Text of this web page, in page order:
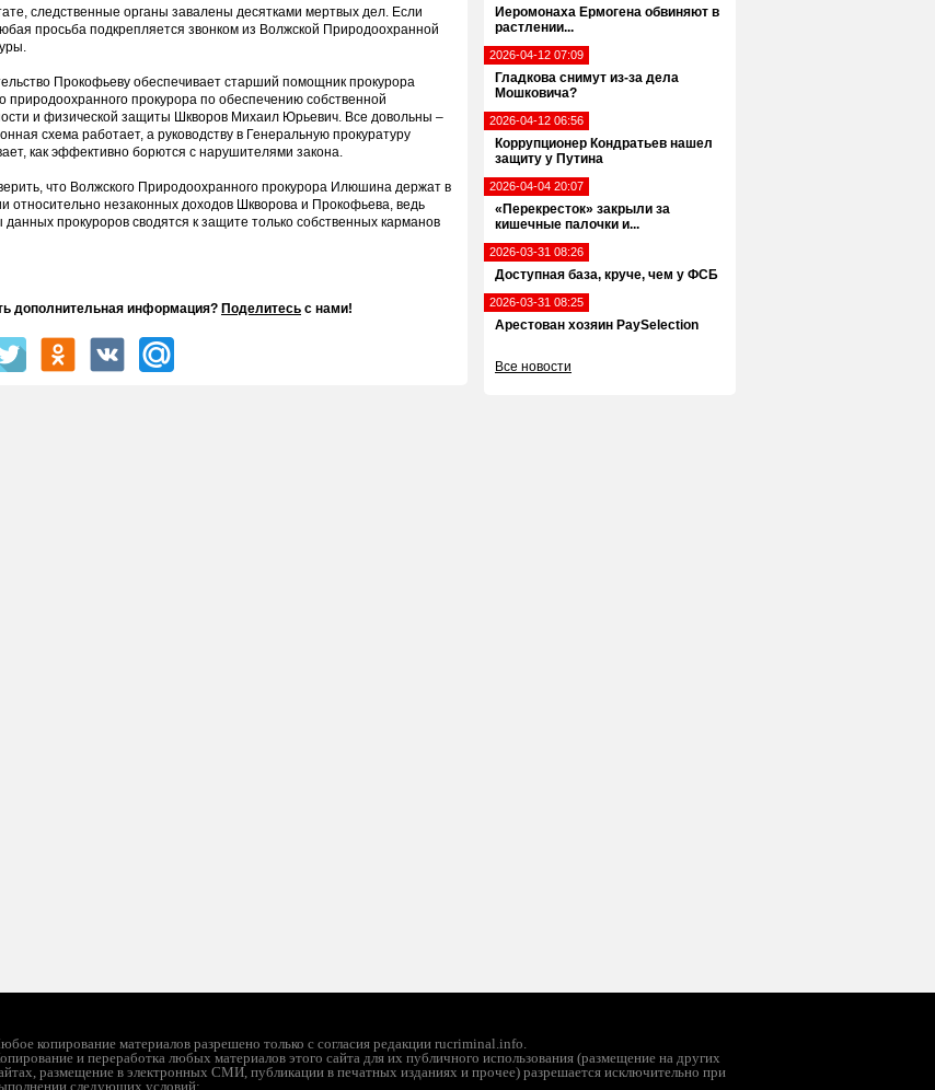
Иеромонаха Ермогена обвиняют в
растлении...
2026-04-12 07:09
Гладкова снимут из-за дела
Мошковича?
2026-04-12 06:56
Коррупционер Кондратьев нашел
защиту у Путина
2026-04-04 20:07
«Перекресток» закрыли за
кишечные палочки и...
2026-03-31 08:26
Доступная база, круче, чем у ФСБ
2026-03-31 08:25
Арестован хозяин PaySelection
Все новости
следственные органы завалены десятками мертвых дел. Если
просьба подкрепляется звонком из Волжской Природоохранной
Прокофьеву обеспечивает старший помощник прокурора
природоохранного прокурора по обеспечению собственной
и физической защиты Шкворов Михаил Юрьевич. Все довольны –
схема работает, а руководству в Генеральную прокуратуру
как эффективно борются с нарушителями закона.
что Волжского Природоохранного прокурора Илюшина держат в
относительно незаконных доходов Шкворова и Прокофьева, ведь
данных прокуроров сводятся к защите только собственных карманов
дополнительная информация? Поделитесь с нами!
копирование материалов разрешено только с согласия редакции rucriminal.info.
и переработка любых материалов этого сайта для их публичного использования (размещение на других
размещение в электронных СМИ, публикации в печатных изданиях и прочее) разрешается исключительно при
следующих условий: